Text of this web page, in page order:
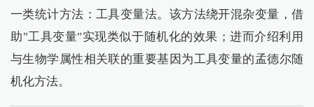
一类统计方法：工具变量法。该方法绕开混杂变量，借
助"工具变量"实现类似于随机化的效果；进而介绍利用
与生物学属性相关联的重要基因为工具变量的孟德尔随
机化方法。